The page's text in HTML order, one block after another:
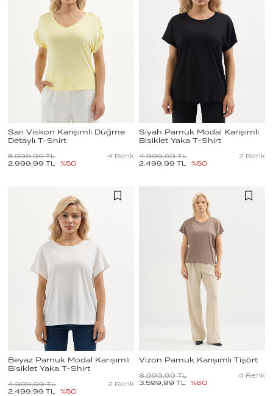
Sarı Viskon Karışımlı Düğme
Detaylı T-Shirt
5.999,99 TL
2.999,99 TL %50
4 Renk
Siyah Pamuk Modal Karışımlı
Bisiklet Yaka T-Shirt
4.999,99 TL
2.499,99 TL %50
2 Renk
Beyaz Pamuk Modal Karışımlı
Bisiklet Yaka T-Shirt
4.999,99 TL
2.499,99 TL %50
2 Renk
Vizon Pamuk Karışımlı Tişört
8.999,99 TL
3.599,99 TL %60
4 Renk